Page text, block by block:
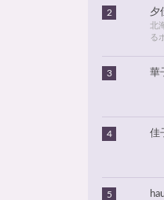
2 夕
北
る
て
に
ま
3 華
4 佳
5